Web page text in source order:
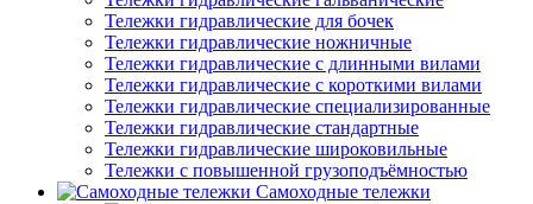
Тележки гидравлические для бочек
Тележки гидравлические ножничные
Тележки гидравлические с длинными вилами
Тележки гидравлические с короткими вилами
Тележки гидравлические специализированные
Тележки гидравлические стандартные
Тележки гидравлические широковильные
Тележки с повышенной грузоподъёмностью
Самоходные тележки